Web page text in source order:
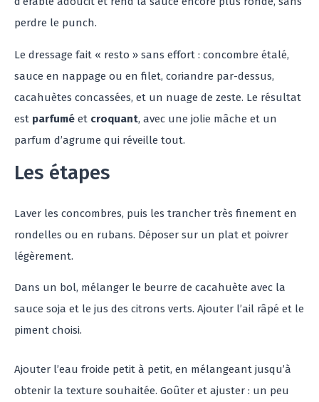
perdre le punch.
Le dressage fait « resto » sans effort : concombre étalé,
sauce en nappage ou en filet, coriandre par-dessus,
cacahuètes concassées, et un nuage de zeste. Le résultat
est parfumé et croquant, avec une jolie mâche et un
parfum d’agrume qui réveille tout.
Les étapes
Laver les concombres, puis les trancher très finement en
rondelles ou en rubans. Déposer sur un plat et poivrer
légèrement.
Dans un bol, mélanger le beurre de cacahuète avec la
sauce soja et le jus des citrons verts. Ajouter l’ail râpé et le
piment choisi.
Ajouter l’eau froide petit à petit, en mélangeant jusqu’à
obtenir la texture souhaitée. Goûter et ajuster : un peu